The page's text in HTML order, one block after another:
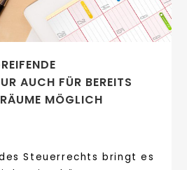
AUCH FÜR BEREITS
MÖGLICH
Steuerrechts bringt es